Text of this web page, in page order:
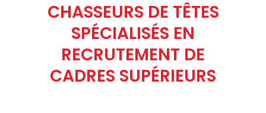
CHASSEURS DE TÊTES
SPÉCIALISÉS EN
RECRUTEMENT DE
CADRES SUPÉRIEURS